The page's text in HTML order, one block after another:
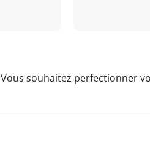
Vous souhaitez perfectionner